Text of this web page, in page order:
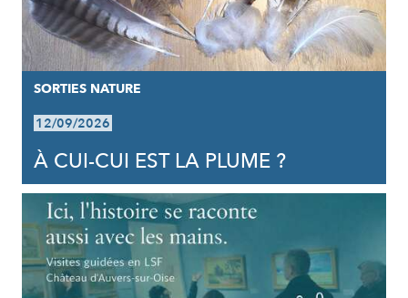
SORTIES NATURE
12/09/2026
À CUI-CUI EST LA PLUME ?